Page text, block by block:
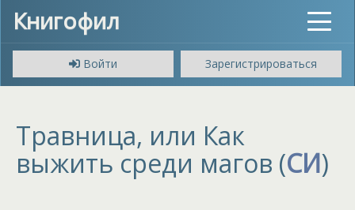
Книгофил
Toggle
Войти
Зарегистрироваться
Травница, или Как
выжить среди магов (СИ)